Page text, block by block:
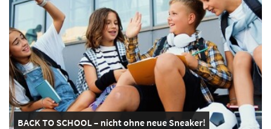
BACK TO SCHOOL – nicht ohne neue Sneaker!